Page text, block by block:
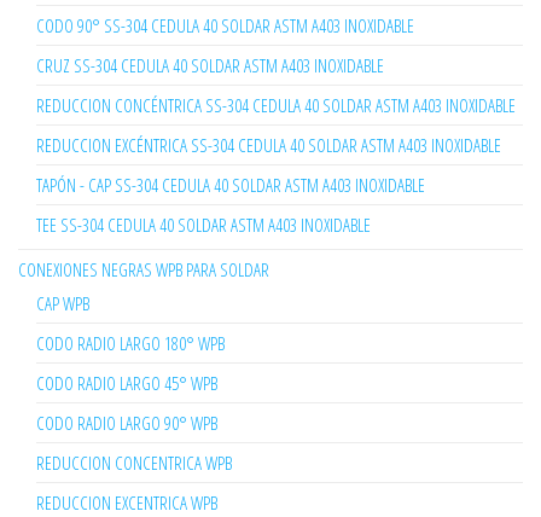
CODO 90° SS-304 CEDULA 40 SOLDAR ASTM A403 INOXIDABLE
CRUZ SS-304 CEDULA 40 SOLDAR ASTM A403 INOXIDABLE
REDUCCION CONCÉNTRICA SS-304 CEDULA 40 SOLDAR ASTM A403 INOXIDABLE
REDUCCION EXCÉNTRICA SS-304 CEDULA 40 SOLDAR ASTM A403 INOXIDABLE
TAPÓN - CAP SS-304 CEDULA 40 SOLDAR ASTM A403 INOXIDABLE
TEE SS-304 CEDULA 40 SOLDAR ASTM A403 INOXIDABLE
CONEXIONES NEGRAS WPB PARA SOLDAR
CAP WPB
CODO RADIO LARGO 180° WPB
CODO RADIO LARGO 45° WPB
CODO RADIO LARGO 90° WPB
REDUCCION CONCENTRICA WPB
REDUCCION EXCENTRICA WPB